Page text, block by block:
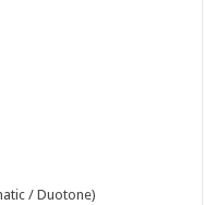
/ Duotone)